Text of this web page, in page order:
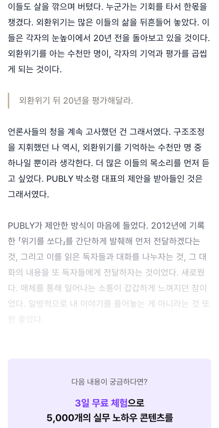
이들도 살을 깎으며 버텼다. 누군가는 기회를 타서 한몫을
챙겼다. 외환위기는 많은 이들의 삶을 뒤흔들어 놓았다. 이
들은 각자의 눈높이에서 20년 전을 돌아보고 있을 것이다.
외환위기를 아는 수천만 명이, 각자의 기억과 평가를 곱씹
게 되는 것이다.
외환위기 뒤 20년을 평가해달라.
언론사들의 청을 계속 고사했던 건 그래서였다. 구조조정
을 지휘했던 나 역시, 외환위기를 기억하는 수천만 명 중
하나일 뿐이라 생각한다. 더 많은 이들의 목소리를 먼저 듣
고 싶었다. PUBLY 박소령 대표의 제안을 받아들인 것은
그래서였다.
PUBLY가 제안한 방식이 마음에 들었다. 2012년에 기록
한 「위기를 쏘다」를 간단하게 발췌해 먼저 전달하겠다는
것, 그리고 이를 읽은 독자들과 대화를 나누자는 것, 그 대
화의 내용을 또 독자들에게 전달하자는 것이었다. 새로웠
다. 매체를 통해 일어나는 소통이 갑갑하게 느껴지던 참이
었다. 일방적으로 내 이야기를 풀어놓는 게 아니라는 것 또
한 좋았다.
다음 내용이 궁금하다면?
3일 무료 체험으로
5,000개의 실무 노하우 콘텐츠를